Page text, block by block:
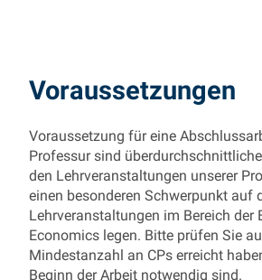
Voraussetzungen
Voraussetzung für eine
Professur sind
den Lehrveranstaltungen unserer
einen besonderen Schwerpunkt auf
Lehrveranstaltungen im Bereich der
Economics legen. Bitte prüfen Sie
Mindestanzahl an CPs erreicht
Beginn der Arbeit notwendig sind.